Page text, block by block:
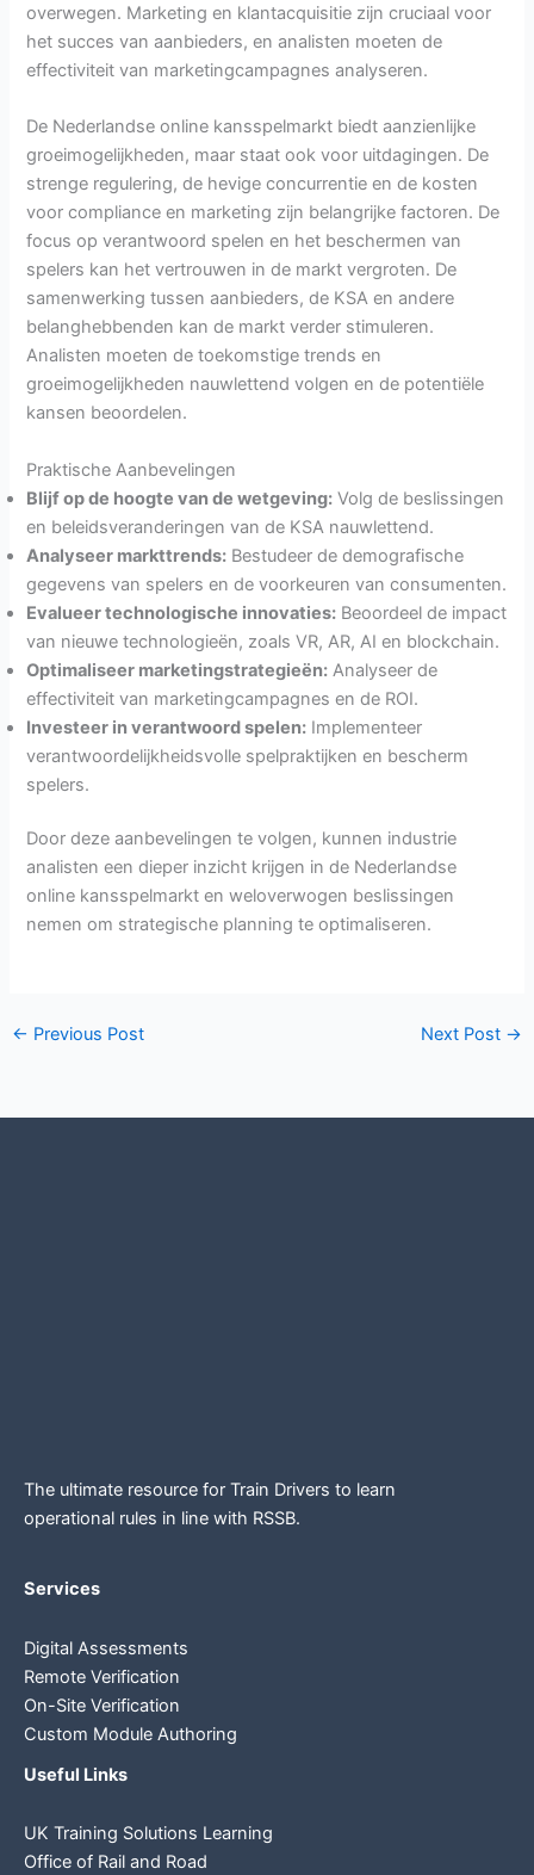
overwegen. Marketing en klantacquisitie zijn cruciaal voor
het succes van aanbieders, en analisten moeten de
effectiviteit van marketingcampagnes analyseren.
De Nederlandse online kansspelmarkt biedt aanzienlijke
groeimogelijkheden, maar staat ook voor uitdagingen. De
strenge regulering, de hevige concurrentie en de kosten
voor compliance en marketing zijn belangrijke factoren. De
focus op verantwoord spelen en het beschermen van
spelers kan het vertrouwen in de markt vergroten. De
samenwerking tussen aanbieders, de KSA en andere
belanghebbenden kan de markt verder stimuleren.
Analisten moeten de toekomstige trends en
groeimogelijkheden nauwlettend volgen en de potentiële
kansen beoordelen.
Praktische Aanbevelingen
Blijf op de hoogte van de wetgeving: Volg de beslissingen
en beleidsveranderingen van de KSA nauwlettend.
Analyseer markttrends: Bestudeer de demografische
gegevens van spelers en de voorkeuren van consumenten.
Evalueer technologische innovaties: Beoordeel de impact
van nieuwe technologieën, zoals VR, AR, AI en blockchain.
Optimaliseer marketingstrategieën: Analyseer de
effectiviteit van marketingcampagnes en de ROI.
Investeer in verantwoord spelen: Implementeer
verantwoordelijkheidsvolle spelpraktijken en bescherm
spelers.
Door deze aanbevelingen te volgen, kunnen industrie
analisten een dieper inzicht krijgen in de Nederlandse
online kansspelmarkt en weloverwogen beslissingen
nemen om strategische planning te optimaliseren.
← Previous Post Next Post →
The ultimate resource for Train Drivers to learn
operational rules in line with RSSB.
Services
Digital Assessments
Remote Verification
On-Site Verification
Custom Module Authoring
Useful Links
UK Training Solutions Learning
Office of Rail and Road